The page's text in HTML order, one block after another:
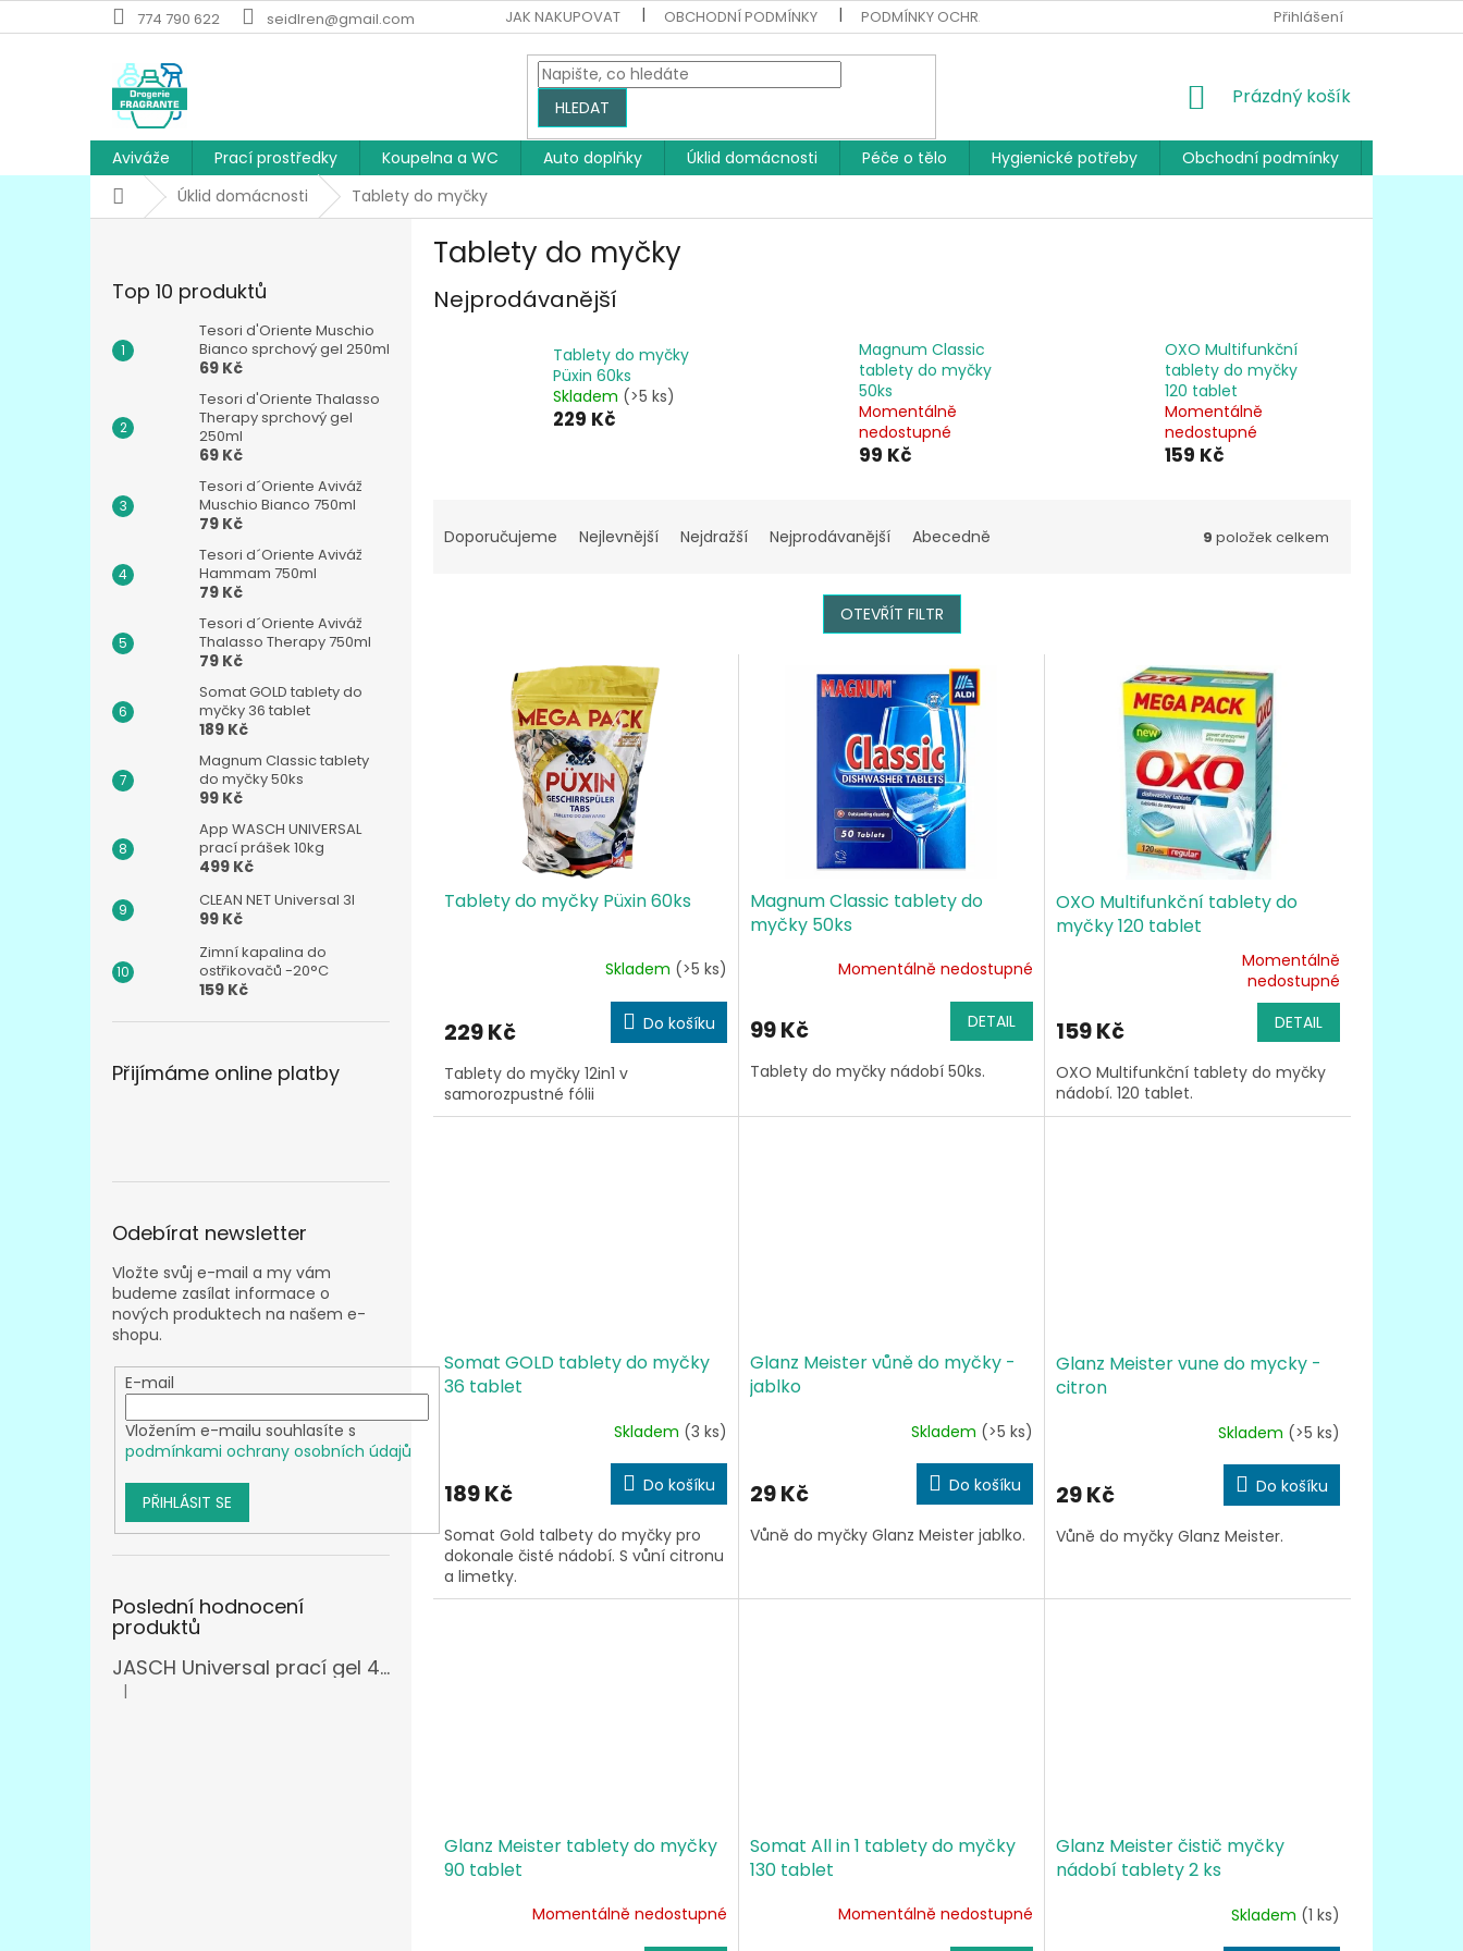
na
774 790 622 seidlren@gmail.com JAK NAKUPOVAT OBCHODNÍ PODMÍNKY PODMÍNKY OCHRANY OSOBNÍCH ÚDAJŮ Přihlášení
HLEDAT
NÁKUPNÍ
Prázdný košík
Aviváže Prací prostředky Koupelna a WC Auto doplňky Úklid domácnosti Péče o tělo Hygienické potřeby Obchodní podmínky
DomůÚklid domácnosti Tablety do myčky
Top 10 produktů
Tesori d'Oriente Muschio
Bianco sprchový gel 250ml
69 Kč
Tesori d'Oriente Thalasso
Therapy sprchový gel
250ml
69 Kč
Tesori d´Oriente Aviváž
Muschio Bianco 750ml
79 Kč
Tesori d´Oriente Aviváž
Hammam 750ml
79 Kč
Tesori d´Oriente Aviváž
Thalasso Therapy 750ml
79 Kč
Somat GOLD tablety do
myčky 36 tablet
189 Kč
Magnum Classic tablety
do myčky 50ks
99 Kč
App WASCH UNIVERSAL
prací prášek 10kg
499 Kč
CLEAN NET Universal 3l
99 Kč
Zimní kapalina do
ostřikovačů -20°C
159 Kč
Přijímáme online platby
Odebírat newsletter
Vložte svůj e-mail a my vám
budeme zasílat informace o
nových produktech na našem e-
shopu.
E-mail
Vložením e-mailu souhlasíte s
podmínkami ochrany osobních údajů
PŘIHLÁSIT SE
Poslední hodnocení
produktů
JASCH Universal prací gel 4,305l
Hodnocení produktu je 3 z 5 hvězdiček.
|
Tablety do myčky
Nejprodávanější
Tablety do myčky
Püxin 60ks
Skladem (>5 ks)
229 Kč
Magnum Classic
tablety do myčky
50ks
Momentálně
nedostupné
99 Kč
OXO Multifunkční
tablety do myčky
120 tablet
Momentálně
nedostupné
159 Kč
aDoporučujeme Nejlevnější Nejdražší Nejprodávanější Abecedně 9 položek celkem
OTEVŘÍT FILTR
Tablety do myčky Püxin 60ks
je
z
5
hvězdiček.
Skladem (>5 ks)
229 Kč Do košíku
Tablety do myčky 12in1 v
samorozpustné fólii
Magnum Classic tablety do
myčky 50ks
Momentálně nedostupné
99 Kč DETAIL
Tablety do myčky nádobí 50ks.
OXO Multifunkční tablety do
myčky 120 tablet
je
z
5
hvězdiček.
Momentálně
nedostupné
159 Kč DETAIL
OXO Multifunkční tablety do myčky
nádobí. 120 tablet.
Somat GOLD tablety do myčky
36 tablet
Skladem (3 ks)
189 Kč Do košíku
Somat Gold talbety do myčky pro
dokonale čisté nádobí. S vůní citronu
a limetky.
Glanz Meister vůně do myčky -
jablko
Skladem (>5 ks)
29 Kč Do košíku
Vůně do myčky Glanz Meister jablko.
Glanz Meister vune do mycky -
citron
Skladem (>5 ks)
29 Kč Do košíku
Vůně do myčky Glanz Meister.
Glanz Meister tablety do myčky
90 tablet
Momentálně nedostupné
Somat All in 1 tablety do myčky
130 tablet
Momentálně nedostupné
Glanz Meister čistič myčky
nádobí tablety 2 ks
Skladem (1 ks)